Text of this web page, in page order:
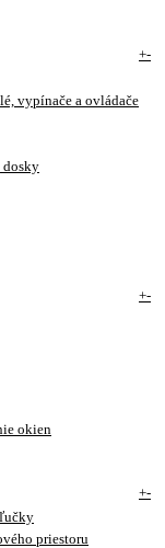
+-
vypínače a ovládače
dosky
+-
okien
+-
priestoru